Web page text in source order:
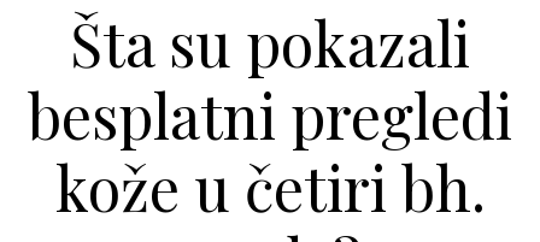
Šta su pokazali
besplatni pregledi
kože u četiri bh.